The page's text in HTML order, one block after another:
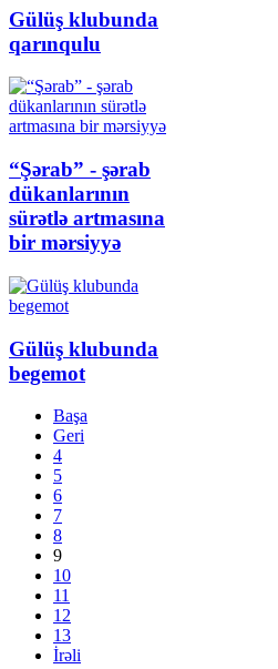
Gülüş klubunda
qarınqulu
“Şərab” - şərab
dükanlarının
sürətlə artmasına
bir mərsiyyə
Gülüş klubunda
begemot
Başa
Geri
4
5
6
7
8
9
10
11
12
13
İrəli